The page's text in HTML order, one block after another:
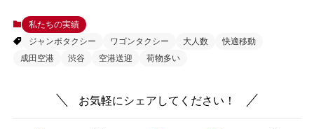
私たちの実績
ジャンボタクシー
ワゴンタクシー 大人数
快適移動
成田空港
渋谷 空港送迎 荷物多い
お気軽にシェアしてください！